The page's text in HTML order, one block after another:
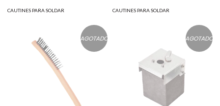
CAUTINES PARA SOLDAR CAUTINES PARA SOLDAR
AGOTADO AGOTADO